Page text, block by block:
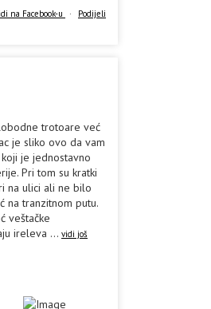
na Facebook-u · Podijeli
trotoare već
je sliko ovo da vam
je jednostavno
Pri tom su kratki
na ulici ali ne bilo
na tranzitnom putu.
veštačke
ireleva ... vidi još